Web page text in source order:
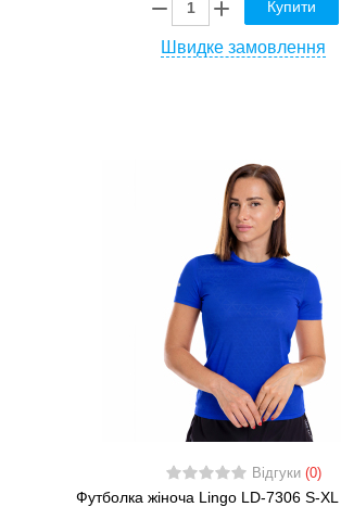
Купити
Швидке замовлення
Відгуки (0)
Футболка жіноча Lingo LD-7306 S-XL